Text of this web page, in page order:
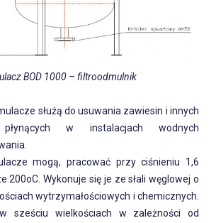
BOD 1000 – filtroodmulnik
służą do usuwania zawiesin i innych
płynących w instalacjach wodnych
mogą, pracować przy ciśnieniu 1,6
200oC. Wykonuje się je ze słali węglowej o
wytrzymałoś­ciowych i chemicznych.
sześciu wielkościach w zależ­ności od